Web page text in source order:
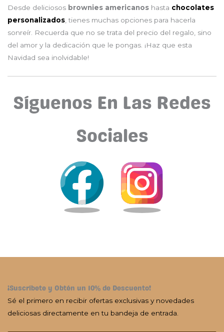
Desde deliciosos brownies americanos hasta chocolates
personalizados , tienes muchas opciones para hacerla
sonreír. Recuerda que no se trata del precio del regalo, sino
del amor y la dedicación que le pongas. ¡Haz que esta
Navidad sea inolvidable!
Síguenos En Las Redes
Sociales
¡Suscríbete y Obtén un 10% de Descuento!
Sé el primero en recibir ofertas exclusivas y novedades
deliciosas directamente en tu bandeja de entrada.